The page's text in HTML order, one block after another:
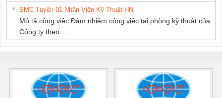
SMC Tuyển 01 Nhân Viên Kỹ Thuật-HN
Mô tả công việc Đảm nhiệm công việc tại phòng kỹ thuật của
Công ty theo...